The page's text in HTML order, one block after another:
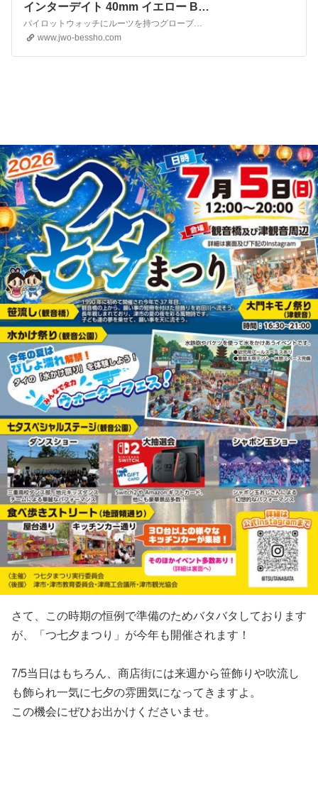
インターデイト 40mm イエロー BIG
CROWN POINTER DATE 正規輸入
品 754 7798 4069 | BESSHO
パイロットウォッチにルーツを持つグローブをした手でも操作しやすい大きなリューズ（ビッグクラウン）、小窓ではなく針で日付を表示するポインターデイト機構。オリスの代名詞とも言えるロングセラーシリーズ「ビッグクラウン ポインターデイト」。400系キャリバーのモデルに先行して採用されていた新しいデザインが、リーズナブルな700系キャリバーでも登場です。ポリッシュベゼ…
www.jwo-bessho.com
さて、この時期の恒例で準備のためバタバタしております
が、「つ七夕まつり」が今年も開催されます！
7/5当日はもちろん、商店街には来週から笹飾りや吹流し
も飾られ一気に七夕の雰囲気になってきますよ。
この機会にぜひお出かけくださいませ。